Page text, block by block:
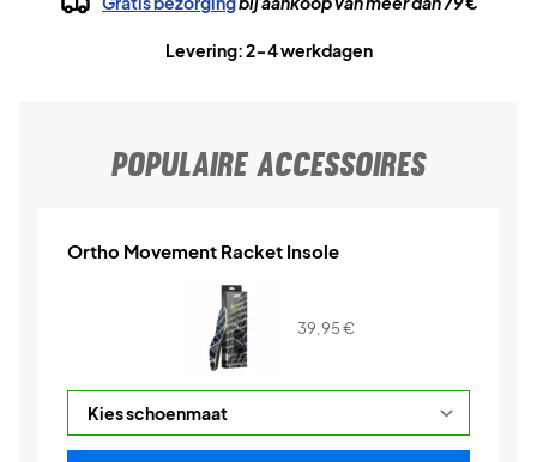
Levering: 2-4 werkdagen
POPULAIRE ACCESSOIRES
Ortho Movement Racket Insole
39,95€